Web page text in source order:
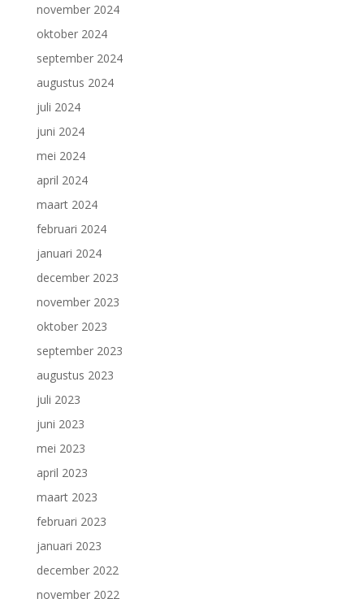
november 2024
oktober 2024
september 2024
augustus 2024
juli 2024
juni 2024
mei 2024
april 2024
maart 2024
februari 2024
januari 2024
december 2023
november 2023
oktober 2023
september 2023
augustus 2023
juli 2023
juni 2023
mei 2023
april 2023
maart 2023
februari 2023
januari 2023
december 2022
november 2022